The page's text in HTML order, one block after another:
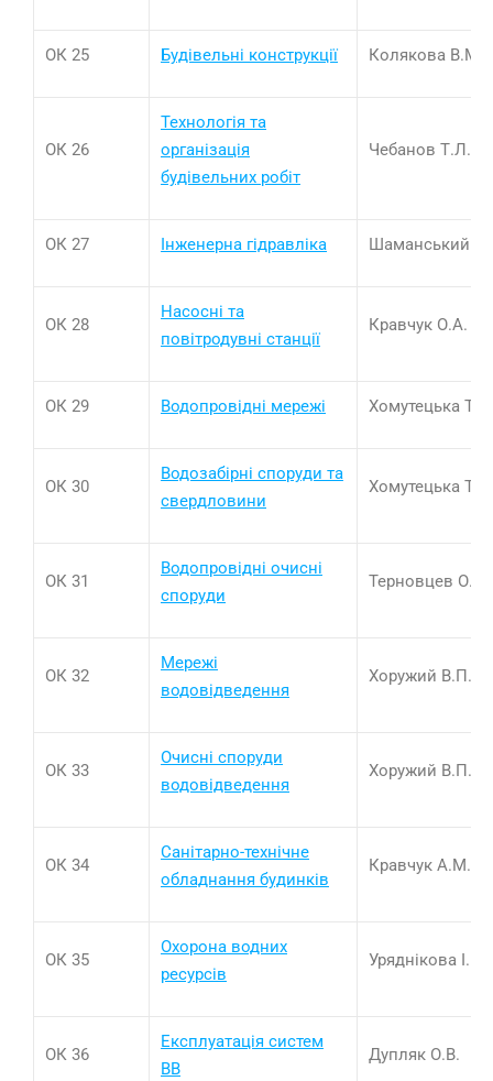
ОК 25 Будівельні конструкції Колякова В.М.
ОК 26
Технологія та
організація
будівельних робіт
Чебанов Т.Л.,
ОК 27 Інженерна гідравліка Шаманський
ОК 28
Насосні та
повітродувні станції
Кравчук О.А.
ОК 29 Водопровідні мережі Хомутецька
ОК 30
Водозабірні споруди та
свердловини
Хомутецька
ОК 31
Водопровідні очисні
споруди
Терновцев О.В.
ОК 32
Мережі
водовідведення
Хоружий В.П.
ОК 33
Очисні споруди
водовідведення
Хоружий В.П.
ОК 34
Санітарно-технічне
обладнання будинків
Кравчук А.М.
ОК 35
Охорона водних
ресурсів
Уряднікова І.В.
ОК 36
Експлуатація систем
ВВ
Дупляк О.В.